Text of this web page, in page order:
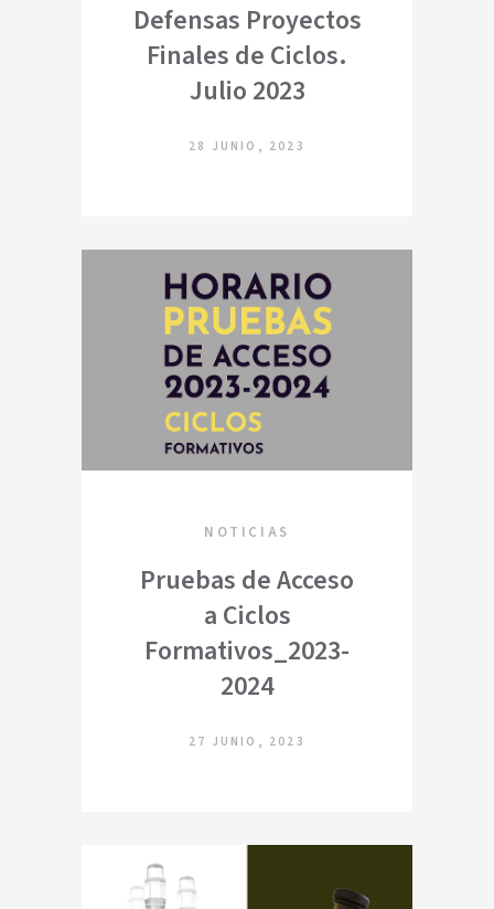
Defensas Proyectos
Finales de Ciclos.
Julio 2023
28 JUNIO, 2023
NOTICIAS
Pruebas de Acceso
a Ciclos
Formativos_2023-
2024
27 JUNIO, 2023